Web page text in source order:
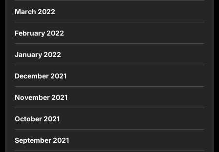
March 2022
February 2022
January 2022
December 2021
November 2021
October 2021
September 2021